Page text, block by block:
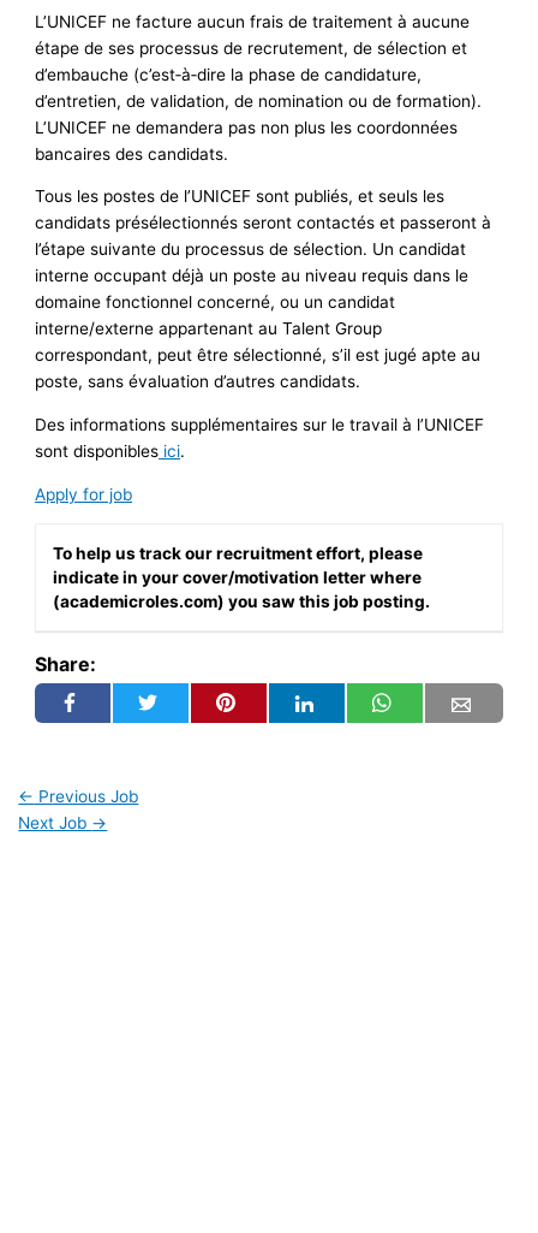
L’UNICEF ne facture aucun frais de traitement à aucune
étape de ses processus de recrutement, de sélection et
d’embauche (c’est‑à‑dire la phase de candidature,
d’entretien, de validation, de nomination ou de formation).
L’UNICEF ne demandera pas non plus les coordonnées
bancaires des candidats.
Tous les postes de l’UNICEF sont publiés, et seuls les
candidats présélectionnés seront contactés et passeront à
l’étape suivante du processus de sélection. Un candidat
interne occupant déjà un poste au niveau requis dans le
domaine fonctionnel concerné, ou un candidat
interne/externe appartenant au Talent Group
correspondant, peut être sélectionné, s’il est jugé apte au
poste, sans évaluation d’autres candidats.
Des informations supplémentaires sur le travail à l’UNICEF
sont disponibles ici.
Apply for job
To help us track our recruitment effort, please
indicate in your cover/motivation letter where
(academicroles.com) you saw this job posting.
Share:
← Previous Job
Next Job →